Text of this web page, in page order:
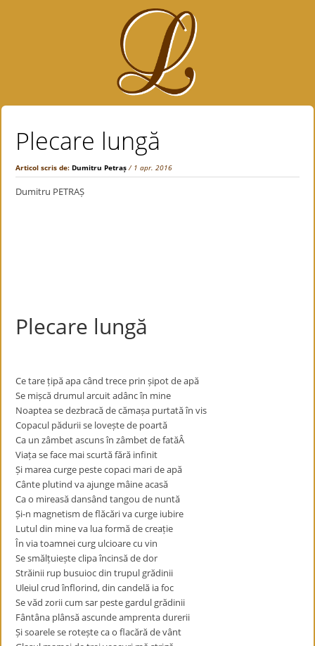
Plecare lungă
Articol scris de:Dumitru Petraș / 1 apr. 2016
Dumitru PETRAȘ
Plecare lungă
Ce tare țipă apa când trece prin șipot de apă
Se mișcă drumul arcuit adânc în mine
Noaptea se dezbracă de cămașa purtată în vis
Copacul pădurii se lovește de poartă
Ca un zâmbet ascuns în zâmbet de fatăÂ
Viața se face mai scurtă fără infinit
Și marea curge peste copaci mari de apă
Cânte plutind va ajunge mâine acasă
Ca o mireasă dansând tangou de nuntă
Și-n magnetism de flăcări va curge iubire
Lutul din mine va lua formă de creație
În via toamnei curg ulcioare cu vin
Se smălțuiește clipa încinsă de dor
Străinii rup busuioc din trupul grădinii
Uleiul crud înflorind, din candelă ia foc
Se văd zorii cum sar peste gardul grădinii
Fântâna plânsă ascunde amprenta durerii
Și soarele se rotește ca o flacără de vânt